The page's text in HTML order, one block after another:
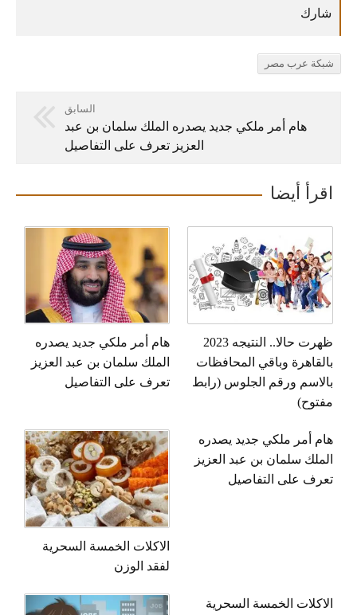
شبكة عرب مصر
السابق
هام أمر ملكي جديد يصدره الملك سلمان بن عبد
العزيز تعرف على التفاصيل
اقرأ أيضا
ظهرت حالا.. النتيجه 2023
بالقاهرة وباقي المحافظات
بالاسم ورقم الجلوس (رابط
مفتوح)
هام أمر ملكي جديد يصدره
الملك سلمان بن عبد العزيز
تعرف على التفاصيل
هام أمر ملكي جديد يصدره
الملك سلمان بن عبد العزيز
تعرف على التفاصيل
الاكلات الخمسة السحرية
لفقد الوزن
الاكلات الخمسة السحرية